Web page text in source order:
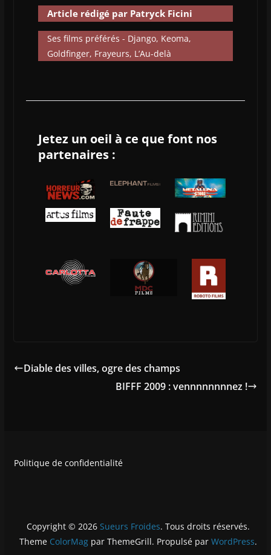
Article rédigé par Patryck Ficini
Ses films préférés - Django, Keoma,
Goldfinger, Frayeurs, L’Au-delà
Jetez un oeil à ce que font nos
partenaires :
Diable des villes, ogre des champs
BIFFF 2009 : vennnnnnnnez !
Politique de confidentialité
Copyright © 2026Sueurs Froides. Tous droits réservés.
Theme ColorMag par ThemeGrill. Propulsé parWordPress.